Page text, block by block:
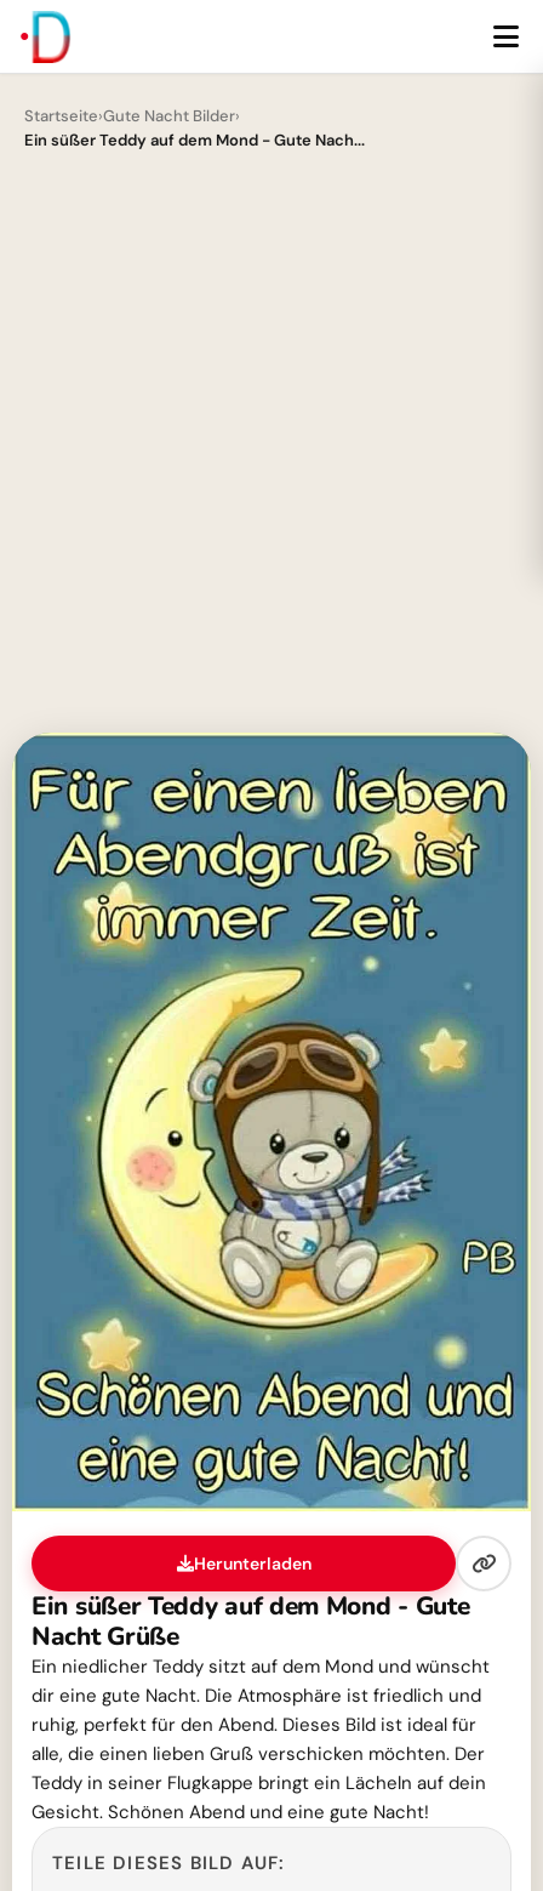
Startseite›Gute Nacht Bilder›
Ein süßer Teddy auf dem Mond - Gute Nach...
Herunterladen
Ein süßer Teddy auf dem Mond - Gute
Nacht Grüße
Ein niedlicher Teddy sitzt auf dem Mond und wünscht
dir eine gute Nacht. Die Atmosphäre ist friedlich und
ruhig, perfekt für den Abend. Dieses Bild ist ideal für
alle, die einen lieben Gruß verschicken möchten. Der
Teddy in seiner Flugkappe bringt ein Lächeln auf dein
Gesicht. Schönen Abend und eine gute Nacht!
TEILE DIESES BILD AUF: